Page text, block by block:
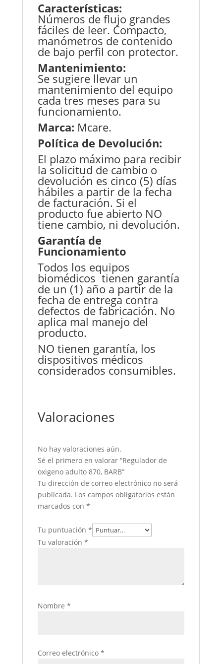
Características:
Números de flujo grandes
fáciles de leer. Compacto,
manómetros de contenido
de bajo perfil con protector.
Mantenimiento:
Se sugiere llevar un
mantenimiento del equipo
cada tres meses para su
funcionamiento.
Marca: Mcare.
Política de Devolución:
El plazo máximo para recibir
la solicitud de cambio o
devolución es cinco (5) días
hábiles a partir de la fecha
de facturación. Si el
producto fue abierto NO
tiene cambio, ni devolución.
Garantía de
Funcionamiento
Todos los equipos
biomédicos tienen garantía
de un (1) año a partir de la
fecha de entrega contra
defectos de fabricación. No
aplica mal manejo del
producto.
NO tienen garantía, los
dispositivos médicos
considerados consumibles.
Valoraciones
No hay valoraciones aún.
Sé el primero en valorar “Regulador de
oxigeno adulto 870, BARB”
Tu dirección de correo electrónico no será
publicada. Los campos obligatorios están
marcados con *
Tu puntuación *
Tu valoración *
Nombre *
Correo electrónico *